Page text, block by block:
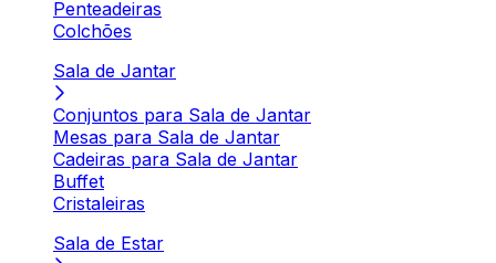
Penteadeiras
Colchões
Sala de Jantar
Conjuntos para Sala de Jantar
Mesas para Sala de Jantar
Cadeiras para Sala de Jantar
Buffet
Cristaleiras
Sala de Estar